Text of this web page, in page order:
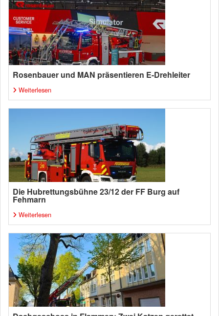
Rosenbauer und MAN präsentieren E-Drehleiter
Weiterlesen
Die Hubrettungsbühne 23/12 der FF Burg auf
Fehmarn
Weiterlesen